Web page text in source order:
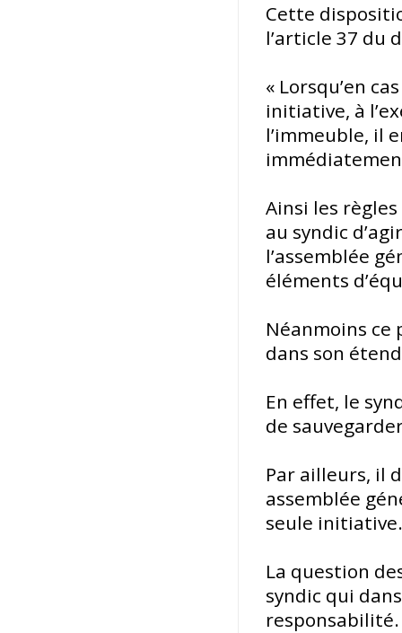
Cette
l’article 37 du
« Lorsqu’en
initiative, à
l’immeuble, il
Ainsi les
au syndic
l’assemblée
éléments
Néanmoins ce
dans son
En effet, le
de
Par ailleurs, il
assemblée
seule initiative.
La question
syndic qui
responsabilité.